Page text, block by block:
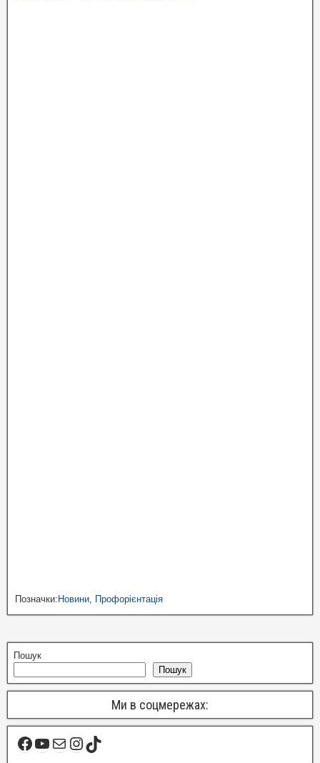
Позначки: Новини, Профорієнтація
Пошук
Пошук
Ми в соцмережах: